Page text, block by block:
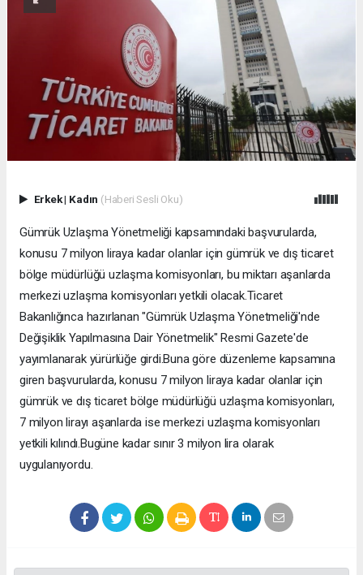
Erkek| Kadın (Haberi Sesli Oku)
Gümrük Uzlaşma Yönetmeliği kapsamındaki başvurularda,
konusu 7 milyon liraya kadar olanlar için gümrük ve dış ticaret
bölge müdürlüğü uzlaşma komisyonları, bu miktarı aşanlarda
merkezi uzlaşma komisyonları yetkili olacak.Ticaret
Bakanlığınca hazırlanan "Gümrük Uzlaşma Yönetmeliği'nde
Değişiklik Yapılmasına Dair Yönetmelik" Resmi Gazete'de
yayımlanarak yürürlüğe girdi.Buna göre düzenleme kapsamına
giren başvurularda, konusu 7 milyon liraya kadar olanlar için
gümrük ve dış ticaret bölge müdürlüğü uzlaşma komisyonları,
7 milyon lirayı aşanlarda ise merkezi uzlaşma komisyonları
yetkili kılındı.Bugüne kadar sınır 3 milyon lira olarak
uygulanıyordu.